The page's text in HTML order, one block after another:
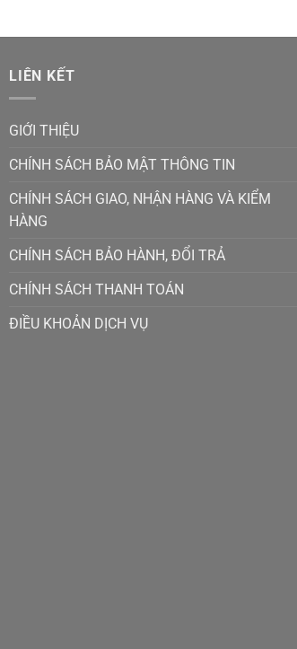
LIÊN KẾT
GIỚI THIỆU
CHÍNH SÁCH BẢO MẬT THÔNG TIN
CHÍNH SÁCH GIAO, NHẬN HÀNG VÀ KIỂM
HÀNG
CHÍNH SÁCH BẢO HÀNH, ĐỔI TRẢ
CHÍNH SÁCH THANH TOÁN
ĐIỀU KHOẢN DỊCH VỤ